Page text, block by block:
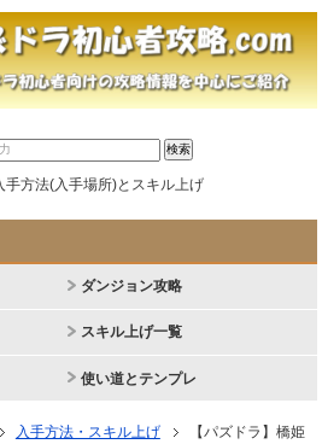
手方法(入手場所)とスキル上げ
ダンジョン攻略
スキル上げ一覧
使い道とテンプレ
入手方法・スキル上げ
【パズドラ】橋姫